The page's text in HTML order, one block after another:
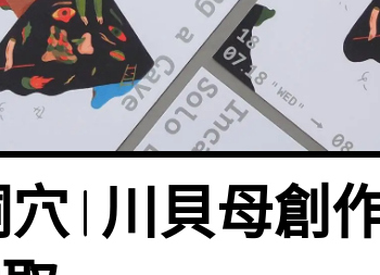
穴 | 川貝母創